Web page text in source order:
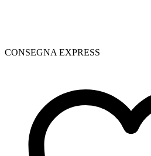
CONSEGNA EXPRESS